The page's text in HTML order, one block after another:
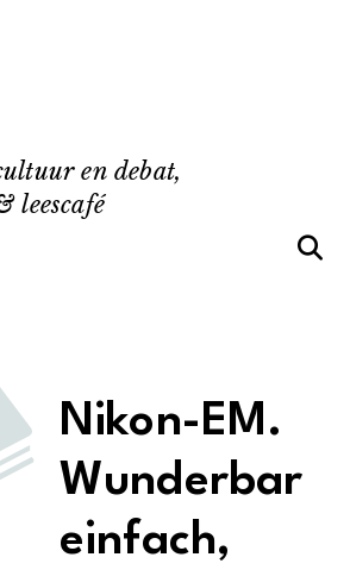
en debat,
leescafé
Nikon-EM.
Wunderbar
einfach,